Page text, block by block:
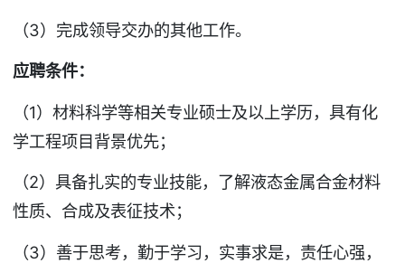
（3）完成领导交办的其他工作。
应聘条件：
（1）材料科学等相关专业硕士及以上学历，具有化
学工程项目背景优先；
（2）具备扎实的专业技能，了解液态金属合金材料
性质、合成及表征技术；
（3）善于思考，勤于学习，实事求是，责任心强，